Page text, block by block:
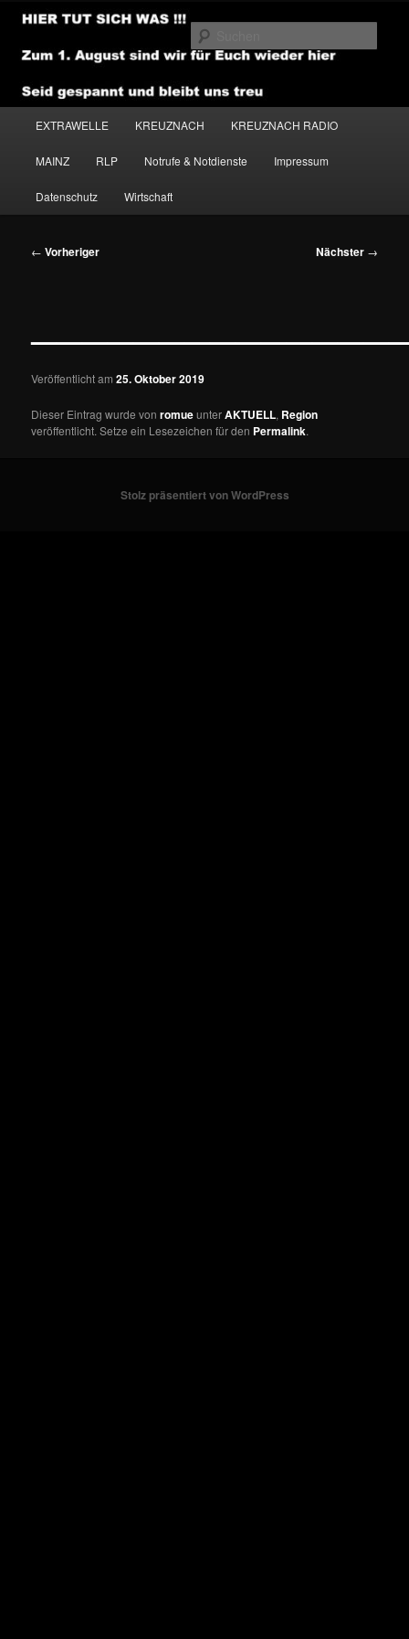
Zum
primären
Inhalt
NEWSHOUSE.MEDIA
EXTRAWELLE KREUZNACH KREUZNACH RADIO
MAINZ RLP Notrufe & Notdienste Impressum
Datenschutz Wirtschaft
Beitragsnavigation
← Vorheriger Nächster →
Veröffentlicht am25. Oktober 2019
Dieser Eintrag wurde vonromueunterAKTUELL, Region
veröffentlicht. Setze ein Lesezeichen für den Permalink.
Stolz präsentiert von WordPress